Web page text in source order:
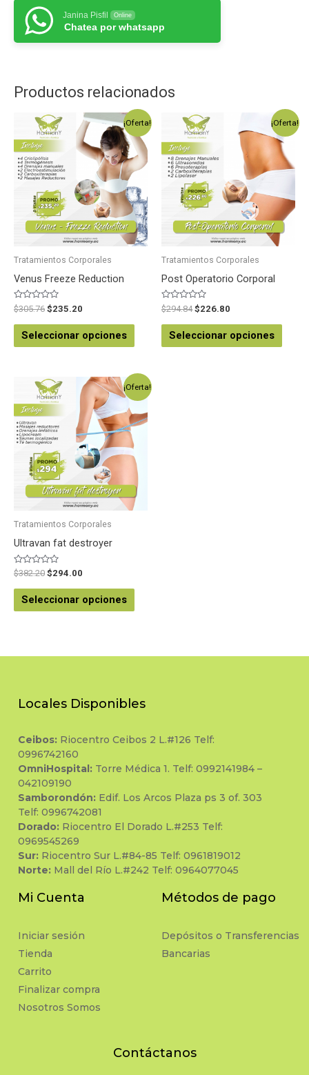
Janina Pisfil Online
Chatea por whatsapp
Productos relacionados
¡Oferta!
Tratamientos Corporales
Venus Freeze Reduction
Valorado
en
0
de
$305.76 $235.20
Seleccionar opciones
¡Oferta!
Tratamientos Corporales
Post Operatorio Corporal
Valorado
en
0
de
$294.84 $226.80
Seleccionar opciones
¡Oferta!
Tratamientos Corporales
Ultravan fat destroyer
Valorado
en
0
de
$382.20 $294.00
Seleccionar opciones
Locales Disponibles
Ceibos: Riocentro Ceibos 2 L.#126 Telf:
0996742160
OmniHospital: Torre Médica 1. Telf: 0992141984 –
042109190
Samborondón: Edif. Los Arcos Plaza ps 3 of. 303
Telf: 0996742081
Dorado: Riocentro El Dorado L.#253 Telf:
0969545269
Sur: Riocentro Sur L.#84-85 Telf: 0961819012
Norte: Mall del Río L.#242 Telf: 0964077045
Mi Cuenta
Iniciar sesión
Tienda
Carrito
Finalizar compra
Nosotros Somos
Métodos de pago
Depósitos o Transferencias
Bancarias
Contáctanos